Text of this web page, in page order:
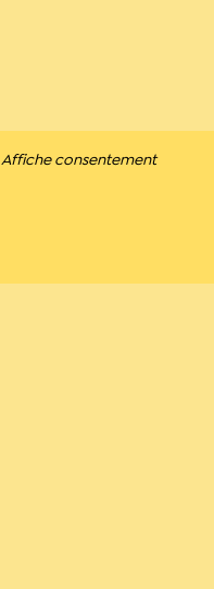
Affiche consentement